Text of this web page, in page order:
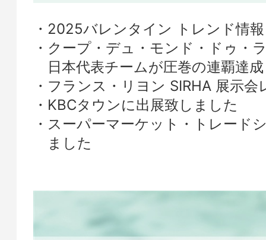
2025バレンタイン トレンド情報
クープ・デュ・モンド・ドゥ・
日本代表チームが圧巻の連覇達
フランス・リヨン SIRHA 展示会
KBCタウンに出展致しました
スーパーマーケット・トレード
ました